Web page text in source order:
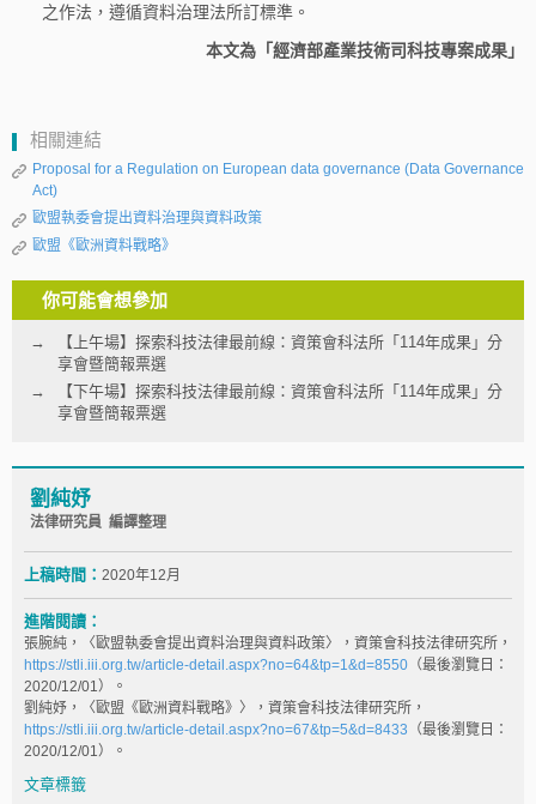
之作法，遵循資料治理法所訂標準。
本文為「經濟部產業技術司科技專案成果」
相關連結
Proposal for a Regulation on European data governance (Data Governance
Act)
歐盟執委會提出資料治理與資料政策
歐盟《歐洲資料戰略》
你可能會想參加
【上午場】探索科技法律最前線：資策會科法所「114年成果」分
享會暨簡報票選
【下午場】探索科技法律最前線：資策會科法所「114年成果」分
享會暨簡報票選
劉純妤
法律研究員 編譯整理
上稿時間： 2020年12月
進階閱讀：
張腕純，〈歐盟執委會提出資料治理與資料政策〉，資策會科技法律研究所，
https://stli.iii.org.tw/article-detail.aspx?no=64&tp=1&d=8550 （最後瀏覽日：
2020/12/01）。
劉純妤，〈歐盟《歐洲資料戰略》〉，資策會科技法律研究所，
https://stli.iii.org.tw/article-detail.aspx?no=67&tp=5&d=8433 （最後瀏覽日：
2020/12/01）。
文章標籤